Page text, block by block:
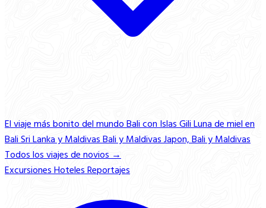
El viaje más bonito del mundoBali con Islas GiliLuna de miel en
BaliSri Lanka y MaldivasBali y MaldivasJapon, Bali y Maldivas
Todos los viajes de novios →
ExcursionesHotelesReportajes